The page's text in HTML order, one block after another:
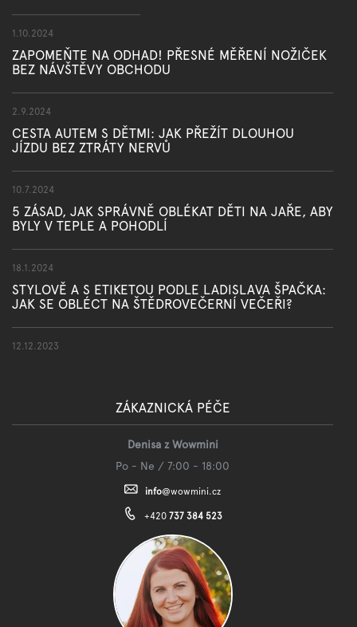
1.10.2024
ZAPOMEŇTE NA ODHAD! PŘESNÉ MĚŘENÍ NOŽIČEK
BEZ NÁVŠTĚVY OBCHODU
2.9.2024
CESTA AUTEM S DĚTMI: JAK PŘEŽÍT DLOUHOU
JÍZDU BEZ ZTRÁTY NERVŮ
10.7.2024
5 ZÁSAD, JAK SPRÁVNĚ OBLÉKAT DĚTI NA JAŘE, ABY
BYLY V TEPLE A POHODLÍ
18.1.2024
STYLOVĚ A S ETIKETOU PODLE LADISLAVA ŠPAČKA:
JAK SE OBLÉCT NA ŠTĚDROVEČERNÍ VEČEŘI?
12.12.2023
ZÁKAZNICKÁ PÉČE
Denisa z Wowmini
Po - Ne / 7:00 - 18:00
info@wowmini.cz
+420 737 384 523